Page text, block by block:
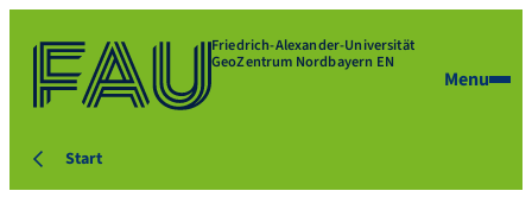
Friedrich-Alexander-Universität
GeoZentrum Nordbayern EN
Menu
Start